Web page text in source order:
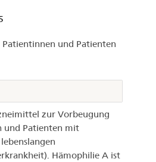
und Patienten
zur Vorbeugung
und Patienten mit
Hämophilie A ist